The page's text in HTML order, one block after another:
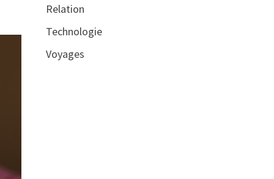
Relation
Technologie
Voyages